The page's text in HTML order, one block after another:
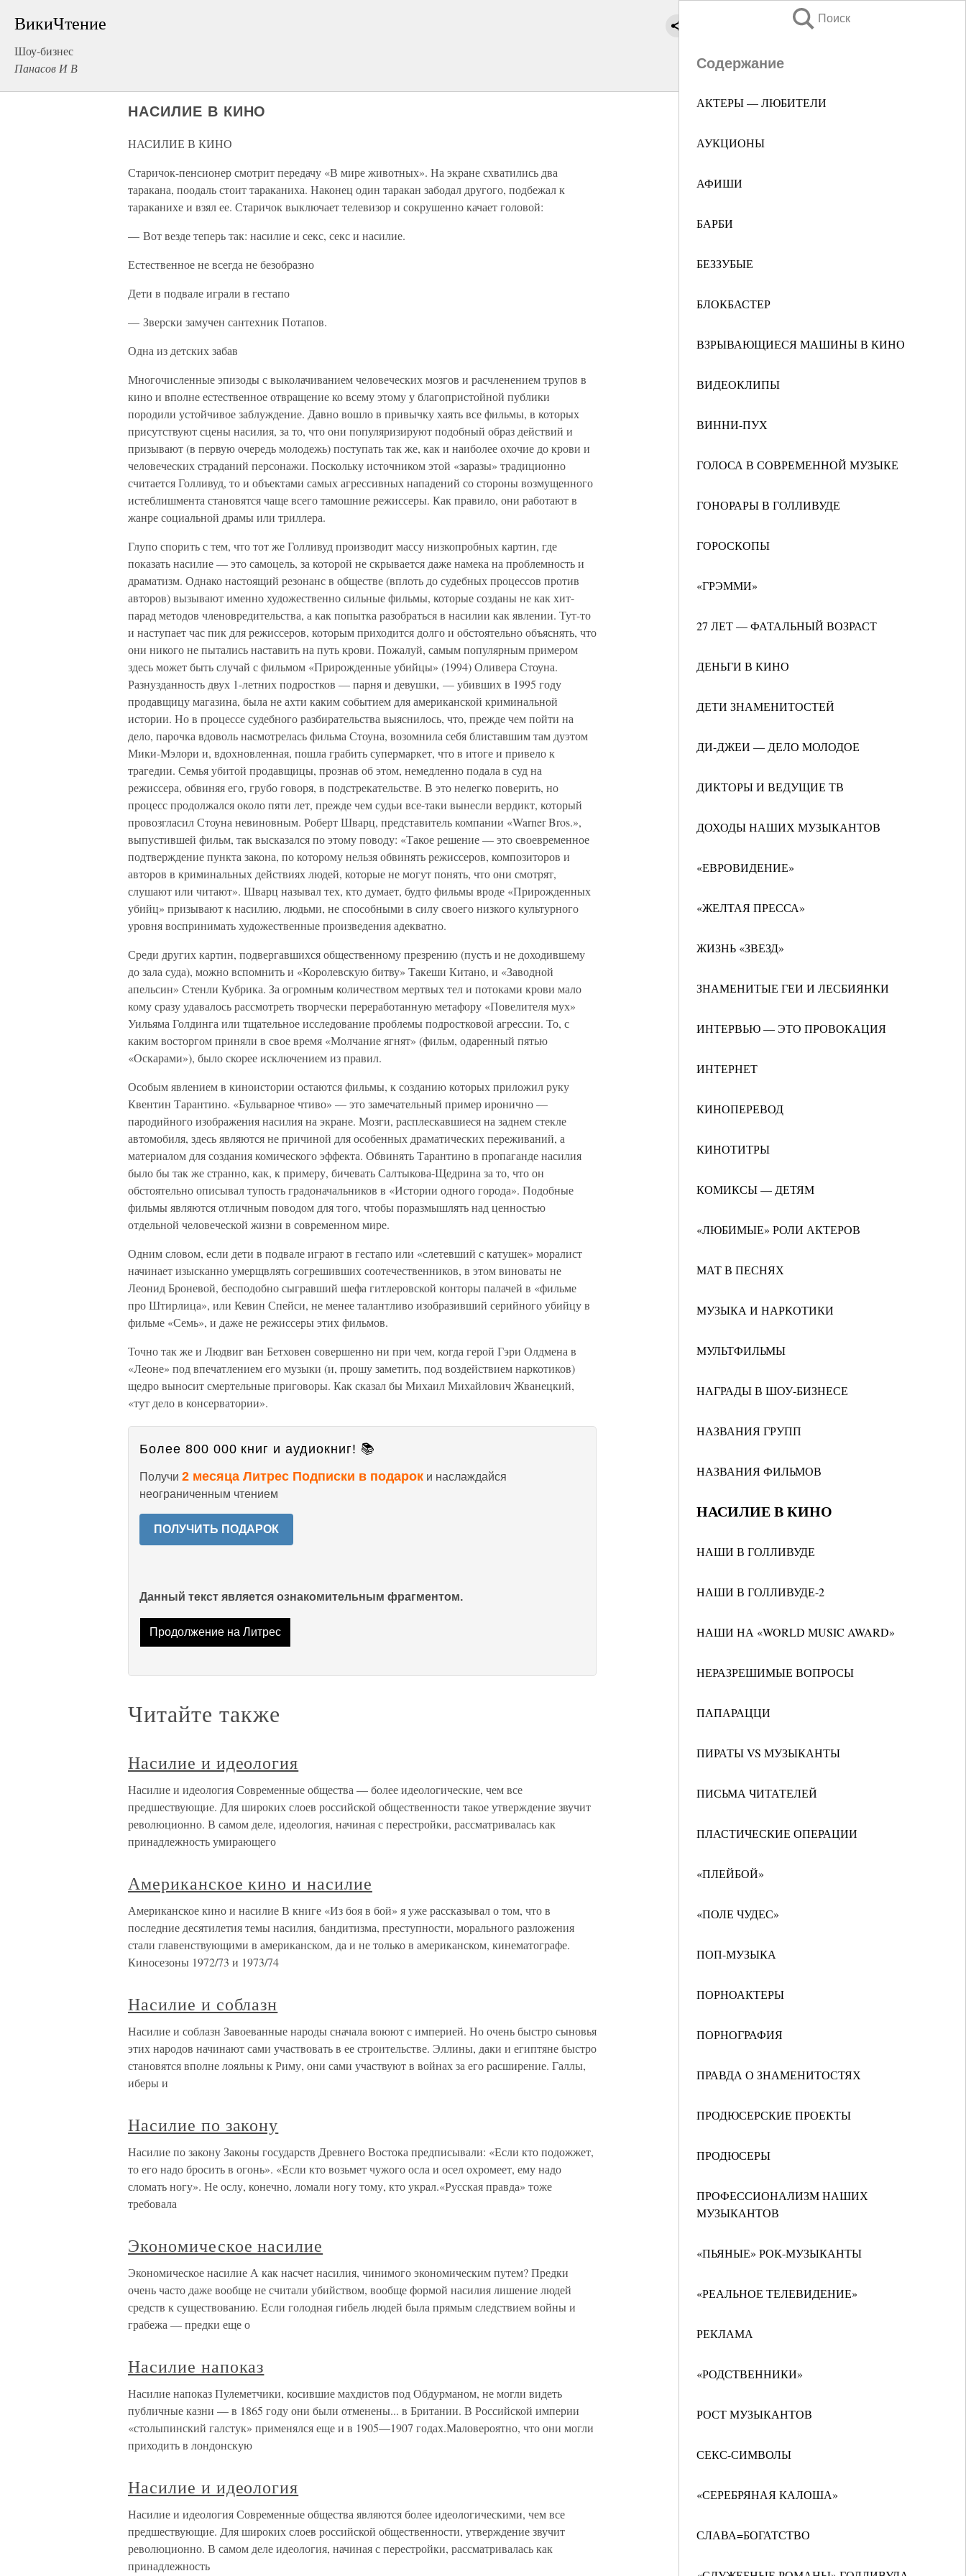
ВикиЧтение
Шоу-бизнес
Панасов И В
Поиск
Содержание
АКТЕРЫ — ЛЮБИТЕЛИ
АУКЦИОНЫ
АФИШИ
БАРБИ
БЕЗЗУБЫЕ
БЛОКБАСТЕР
ВЗРЫВАЮЩИЕСЯ МАШИНЫ В КИНО
ВИДЕОКЛИПЫ
ВИННИ-ПУХ
ГОЛОСА В СОВРЕМЕННОЙ МУЗЫКЕ
ГОНОРАРЫ В ГОЛЛИВУДЕ
ГОРОСКОПЫ
«ГРЭММИ»
27 ЛЕТ — ФАТАЛЬНЫЙ ВОЗРАСТ
ДЕНЬГИ В КИНО
ДЕТИ ЗНАМЕНИТОСТЕЙ
ДИ-ДЖЕИ — ДЕЛО МОЛОДОЕ
ДИКТОРЫ И ВЕДУЩИЕ ТВ
ДОХОДЫ НАШИХ МУЗЫКАНТОВ
«ЕВРОВИДЕНИЕ»
«ЖЕЛТАЯ ПРЕССА»
ЖИЗНЬ «ЗВЕЗД»
ЗНАМЕНИТЫЕ ГЕИ И ЛЕСБИЯНКИ
ИНТЕРВЬЮ — ЭТО ПРОВОКАЦИЯ
ИНТЕРНЕТ
КИНОПЕРЕВОД
КИНОТИТРЫ
КОМИКСЫ — ДЕТЯМ
«ЛЮБИМЫЕ» РОЛИ АКТЕРОВ
МАТ В ПЕСНЯХ
МУЗЫКА И НАРКОТИКИ
МУЛЬТФИЛЬМЫ
НАГРАДЫ В ШОУ-БИЗНЕСЕ
НАЗВАНИЯ ГРУПП
НАЗВАНИЯ ФИЛЬМОВ
НАСИЛИЕ В КИНО
НАШИ В ГОЛЛИВУДЕ
НАШИ В ГОЛЛИВУДЕ-2
НАШИ НА «WORLD MUSIC AWARD»
НЕРАЗРЕШИМЫЕ ВОПРОСЫ
ПАПАРАЦЦИ
ПИРАТЫ VS МУЗЫКАНТЫ
ПИСЬМА ЧИТАТЕЛЕЙ
ПЛАСТИЧЕСКИЕ ОПЕРАЦИИ
«ПЛЕЙБОЙ»
«ПОЛЕ ЧУДЕС»
ПОП-МУЗЫКА
ПОРНОАКТЕРЫ
ПОРНОГРАФИЯ
ПРАВДА О ЗНАМЕНИТОСТЯХ
ПРОДЮСЕРСКИЕ ПРОЕКТЫ
ПРОДЮСЕРЫ
ПРОФЕССИОНАЛИЗМ НАШИХ
МУЗЫКАНТОВ
«ПЬЯНЫЕ» РОК-МУЗЫКАНТЫ
«РЕАЛЬНОЕ ТЕЛЕВИДЕНИЕ»
РЕКЛАМА
«РОДСТВЕННИКИ»
РОСТ МУЗЫКАНТОВ
СЕКС-СИМВОЛЫ
«СЕРЕБРЯНАЯ КАЛОША»
СЛАВА=БОГАТСТВО
НАСИЛИЕ В КИНО
НАСИЛИЕ В КИНО
Старичок-пенсионер смотрит передачу «В мире животных». На экране схватились два
таракана, поодаль стоит тараканиха. Наконец один таракан забодал другого, подбежал к
тараканихе и взял ее. Старичок выключает телевизор и сокрушенно качает головой:
— Вот везде теперь так: насилие и секс, секс и насилие.
Естественное не всегда не безобразно
Дети в подвале играли в гестапо
— Зверски замучен сантехник Потапов.
Одна из детских забав
Многочисленные эпизоды с выколачиванием человеческих мозгов и расчленением трупов в
кино и вполне естественное отвращение ко всему этому у благопристойной публики
породили устойчивое заблуждение. Давно вошло в привычку хаять все фильмы, в которых
присутствуют сцены насилия, за то, что они популяризируют подобный образ действий и
призывают (в первую очередь молодежь) поступать так же, как и наиболее охочие до крови и
человеческих страданий персонажи. Поскольку источником этой «заразы» традиционно
считается Голливуд, то и объектами самых агрессивных нападений со стороны возмущенного
истеблишмента становятся чаще всего тамошние режиссеры. Как правило, они работают в
жанре социальной драмы или триллера.
Глупо спорить с тем, что тот же Голливуд производит массу низкопробных картин, где
показать насилие — это самоцель, за которой не скрывается даже намека на проблемность и
драматизм. Однако настоящий резонанс в обществе (вплоть до судебных процессов против
авторов) вызывают именно художественно сильные фильмы, которые созданы не как хит-
парад методов членовредительства, а как попытка разобраться в насилии как явлении. Тут-то
и наступает час пик для режиссеров, которым приходится долго и обстоятельно объяснять, что
они никого не пытались наставить на путь крови. Пожалуй, самым популярным примером
здесь может быть случай с фильмом «Прирожденные убийцы» (1994) Оливера Стоуна.
Разнузданность двух 1-летних подростков — парня и девушки, — убивших в 1995 году
продавщицу магазина, была не ахти каким событием для американской криминальной
истории. Но в процессе судебного разбирательства выяснилось, что, прежде чем пойти на
дело, парочка вдоволь насмотрелась фильма Стоуна, возомнила себя блиставшим там дуэтом
Мики-Мэлори и, вдохновленная, пошла грабить супермаркет, что в итоге и привело к
трагедии. Семья убитой продавщицы, прознав об этом, немедленно подала в суд на
режиссера, обвиняя его, грубо говоря, в подстрекательстве. В это нелегко поверить, но
процесс продолжался около пяти лет, прежде чем судьи все-таки вынесли вердикт, который
провозгласил Стоуна невиновным. Роберт Шварц, представитель компании «Warner Bros.»,
выпустившей фильм, так высказался по этому поводу: «Такое решение — это своевременное
подтверждение пункта закона, по которому нельзя обвинять режиссеров, композиторов и
авторов в криминальных действиях людей, которые не могут понять, что они смотрят,
слушают или читают». Шварц называл тех, кто думает, будто фильмы вроде «Прирожденных
убийц» призывают к насилию, людьми, не способными в силу своего низкого культурного
уровня воспринимать художественные произведения адекватно.
Среди других картин, подвергавшихся общественному презрению (пусть и не доходившему
до зала суда), можно вспомнить и «Королевскую битву» Такеши Китано, и «Заводной
апельсин» Стенли Кубрика. За огромным количеством мертвых тел и потоками крови мало
кому сразу удавалось рассмотреть творчески переработанную метафору «Повелителя мух»
Уильяма Голдинга или тщательное исследование проблемы подростковой агрессии. То, с
каким восторгом приняли в свое время «Молчание ягнят» (фильм, одаренный пятью
«Оскарами»), было скорее исключением из правил.
Особым явлением в киноистории остаются фильмы, к созданию которых приложил руку
Квентин Тарантино. «Бульварное чтиво» — это замечательный пример иронично —
пародийного изображения насилия на экране. Мозги, расплескавшиеся на заднем стекле
автомобиля, здесь являются не причиной для особенных драматических переживаний, а
материалом для создания комического эффекта. Обвинять Тарантино в пропаганде насилия
было бы так же странно, как, к примеру, бичевать Салтыкова-Щедрина за то, что он
обстоятельно описывал тупость градоначальников в «Истории одного города». Подобные
фильмы являются отличным поводом для того, чтобы поразмышлять над ценностью
отдельной человеческой жизни в современном мире.
Одним словом, если дети в подвале играют в гестапо или «слетевший с катушек» моралист
начинает изысканно умерщвлять согрешивших соотечественников, в этом виноваты не
Леонид Броневой, бесподобно сыгравший шефа гитлеровской конторы палачей в «фильме
про Штирлица», или Кевин Спейси, не менее талантливо изобразивший серийного убийцу в
фильме «Семь», и даже не режиссеры этих фильмов.
Точно так же и Людвиг ван Бетховен совершенно ни при чем, когда герой Гэри Олдмена в
«Леоне» под впечатлением его музыки (и, прошу заметить, под воздействием наркотиков)
щедро выносит смертельные приговоры. Как сказал бы Михаил Михайлович Жванецкий,
«тут дело в консерватории».
Более 800 000 книг и аудиокниг! 📚
Получи 2 месяца Литрес Подписки в подарок и наслаждайся
неограниченным чтением
ПОЛУЧИТЬ ПОДАРОК
Данный текст является ознакомительным фрагментом.
Продолжение на Литрес
Читайте также
Насилие и идеология
Насилие и идеология Современные общества — более идеологические, чем все
предшествующие. Для широких слоев российской общественности такое утверждение звучит
революционно. В самом деле, идеология, начиная с перестройки, рассматривалась как
принадлежность умирающего
Американское кино и насилие
Американское кино и насилие В книге «Из боя в бой» я уже рассказывал о том, что в
последние десятилетия темы насилия, бандитизма, преступности, морального разложения
стали главенствующими в американском, да и не только в американском, кинематографе.
Киносезоны 1972/73 и 1973/74
Насилие и соблазн
Насилие и соблазн Завоеванные народы сначала воюют с империей. Но очень быстро сыновья
этих народов начинают сами участвовать в ее строительстве. Эллины, даки и египтяне быстро
становятся вполне лояльны к Риму, они сами участвуют в войнах за его расширение. Галлы,
иберы и
Насилие по закону
Насилие по закону Законы государств Древнего Востока предписывали: «Если кто подожжет,
то его надо бросить в огонь». «Если кто возьмет чужого осла и осел охромеет, ему надо
сломать ногу». Не ослу, конечно, ломали ногу тому, кто украл.«Русская правда» тоже
требовала
Экономическое насилие
Экономическое насилие А как насчет насилия, чинимого экономическим путем? Предки
очень часто даже вообще не считали убийством, вообще формой насилия лишение людей
средств к существованию. Если голодная гибель людей была прямым следствием войны и
грабежа — предки еще о
Насилие напоказ
Насилие напоказ Пулеметчики, косившие махдистов под Обдурманом, не могли видеть
публичные казни — в 1865 году они были отменены... в Британии. В Российской империи
«столыпинский галстук» применялся еще и в 1905—1907 годах.Маловероятно, что они могли
приходить в лондонскую
Насилие и идеология
Насилие и идеология Современные общества являются более идеологическими, чем все
предшествующие. Для широких слоев российской общественности, утверждение звучит
революционно. В самом деле идеология, начиная с перестройки, рассматривалась как
принадлежность